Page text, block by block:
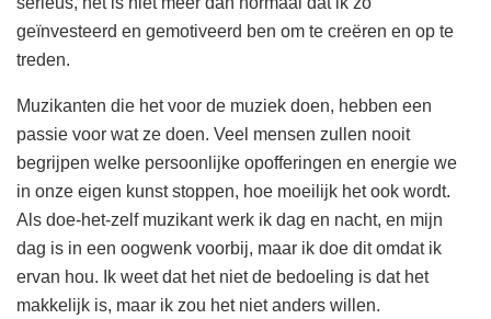
geïnvesteerd en gemotiveerd ben om te creëren en op te
treden.
Muzikanten die het voor de muziek doen, hebben een
passie voor wat ze doen. Veel mensen zullen nooit
begrijpen welke persoonlijke opofferingen en energie we
in onze eigen kunst stoppen, hoe moeilijk het ook wordt.
Als doe-het-zelf muzikant werk ik dag en nacht, en mijn
dag is in een oogwenk voorbij, maar ik doe dit omdat ik
ervan hou. Ik weet dat het niet de bedoeling is dat het
makkelijk is, maar ik zou het niet anders willen.